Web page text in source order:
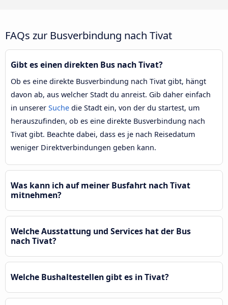
FAQs zur Busverbindung nach Tivat
Gibt es einen direkten Bus nach Tivat?
Ob es eine direkte Busverbindung nach Tivat gibt, hängt
davon ab, aus welcher Stadt du anreist. Gib daher einfach
in unserer Suche die Stadt ein, von der du startest, um
herauszufinden, ob es eine direkte Busverbindung nach
Tivat gibt. Beachte dabei, dass es je nach Reisedatum
weniger Direktverbindungen geben kann.
Was kann ich auf meiner Busfahrt nach Tivat
mitnehmen?
Welche Ausstattung und Services hat der Bus
nach Tivat?
Welche Bushaltestellen gibt es in Tivat?